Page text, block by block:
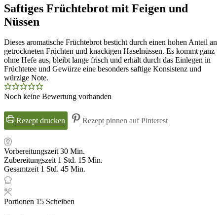
Saftiges Früchtebrot mit Feigen und
Nüssen
Dieses aromatische Früchtebrot besticht durch einen hohen Anteil an
getrockneten Früchten und knackigen Haselnüssen. Es kommt ganz
ohne Hefe aus, bleibt lange frisch und erhält durch das Einlegen in
Früchtetee und Gewürze eine besonders saftige Konsistenz und
würzige Note.
Noch keine Bewertung vorhanden
Rezept drucken Rezept pinnen auf Pinterest
Vorbereitungszeit30Minuten
Min.
Zubereitungszeit 1 Stunde
Std. 15Minuten
Min.
Gesamtzeit 1 Stunde
Std. 45Minuten
Min.
Portionen 15 Scheiben